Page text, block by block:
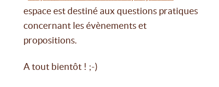
espace est destiné aux questions pratiques
concernant les évènements et
propositions.
A tout bientôt ! ;-)